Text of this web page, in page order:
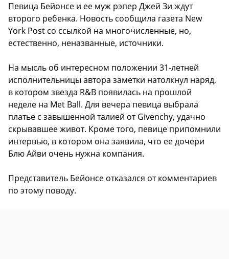
Певица Бейонсе и ее муж рэпер Джей Зи ждут
второго ребенка. Новость сообщила газета New
York Post со ссылкой на многочисленные, но,
естественно, неназванные, источники.
На мысль об интересном положении 31-летней
исполнительницы автора заметки натолкнул наряд,
в котором звезда R&B появилась на прошлой
неделе на Met Ball. Для вечера певица выбрала
платье с завышенной талией от Givenchy, удачно
скрывавшее живот. Кроме того, певице припомнили
интервью, в котором она заявила, что ее дочери
Блю Айви очень нужна компания.
Представитель Бейонсе отказался от комментариев
по этому поводу.